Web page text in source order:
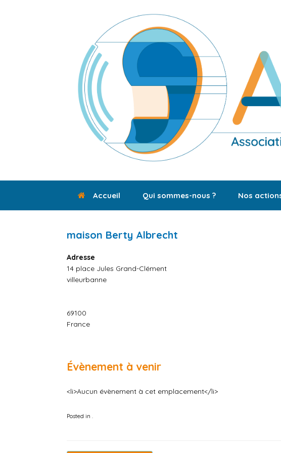
Accueil Qui sommes-nous ? Nos
maison Berty Albrecht
Adresse
14 place Jules Grand-Clément
villeurbanne
69100
France
Évènement à venir
<li>Aucun évènement à cet emplacement</li>
Posted in .